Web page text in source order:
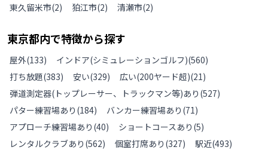
東久留米市(2) 狛江市(2) 清瀬市(2)
東京都内で特徴から探す
屋外(133) インドア(シミュレーションゴルフ)(560)
打ち放題(383) 安い(329) 広い(200ヤード超)(21)
弾道測定器(トップレーサー、トラックマン等)あり (527)
パター練習場あり (184) バンカー練習場あり (71)
アプローチ練習場あり (40) ショートコースあり (5)
レンタルクラブあり (562) 個室打席あり (327) 駅近(493)